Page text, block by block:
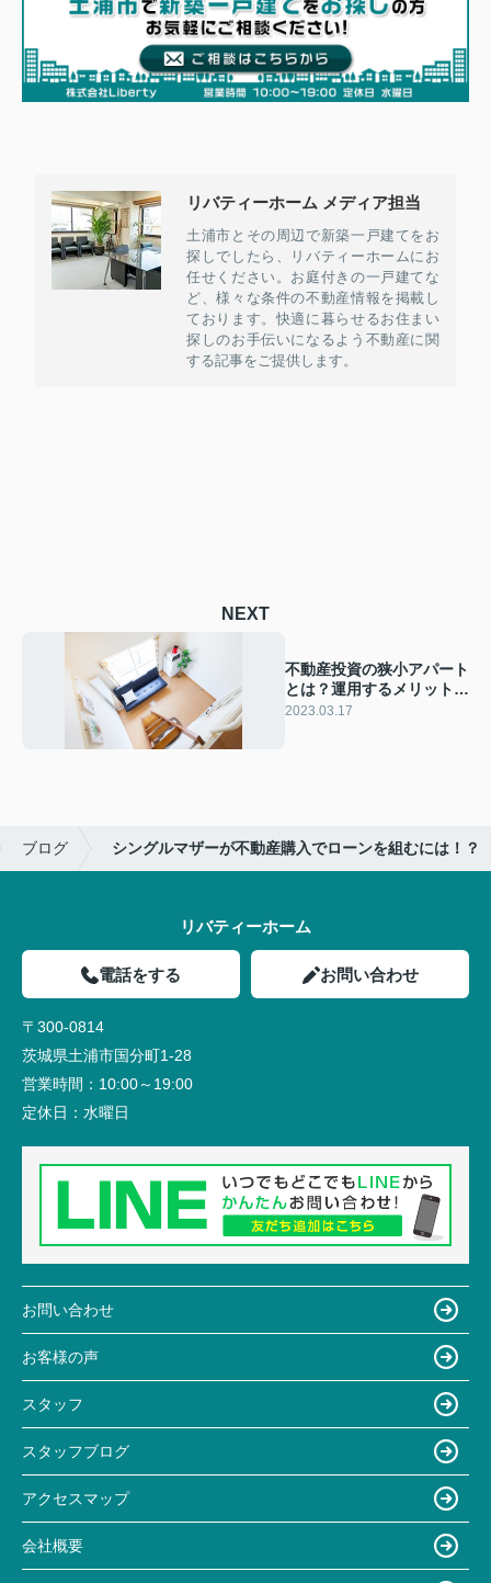
リバティーホーム メディア担当
土浦市とその周辺で新築一戸建てをお
探しでしたら、リバティーホームにお
任せください。お庭付きの一戸建てな
ど、様々な条件の不動産情報を掲載し
ております。快適に暮らせるお住まい
探しのお手伝いになるよう不動産に関
する記事をご提供します。
NEXT
不動産投資の狭小アパート
とは？運用するメリット・
デメリットを解説
2023.03.17
ブログ シングルマザーが不動産購入でローンを組むには！？
リバティーホーム
電話をする お問い合わせ
〒300-0814
茨城県土浦市国分町1-28
営業時間： 10:00～19:00
定休日： 水曜日
お問い合わせ
お客様の声
スタッフ
スタッフブログ
アクセスマップ
会社概要